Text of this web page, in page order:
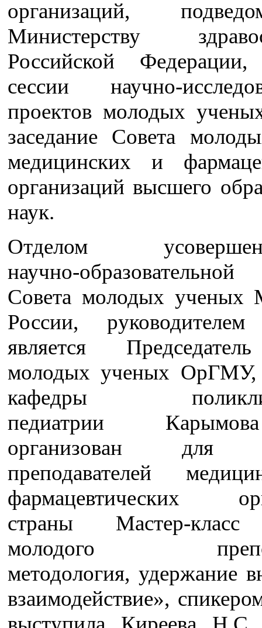
организаций,
Министерству
Российской
сессии научно-
проектов молодых
заседание Совета
медицинских и
организаций высшего
наук.
Отделом
научно-
Совета молодых ученых
России, руководителем
является
молодых ученых ОрГМУ,
кафедры
педиатрии
организован для
преподавателей
фармацевтических
страны Мастер-
молодого
методология, удержание
взаимодействие»,